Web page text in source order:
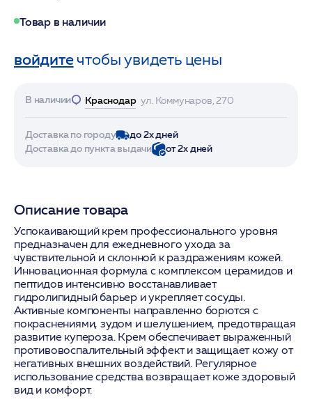
Товар в наличии
войдитечтобы увидеть цены
В наличии Краснодар ул. Коммунаров, 270
Доставка по городу
до 2х дней
Доставка до пункта выдачи
от 2х дней
Описание товара
Успокаивающий крем профессионального уровня
предназначен для ежедневного ухода за
чувствительной и склонной к раздражениям кожей.
Инновационная формула с комплексом церамидов и
пептидов интенсивно восстанавливает
гидролипидный барьер и укрепляет сосуды.
Активные компоненты направленно борются с
покраснениями, зудом и шелушением, предотвращая
развитие купероза. Крем обеспечивает выраженный
противовоспалительный эффект и защищает кожу от
негативных внешних воздействий. Регулярное
использование средства возвращает коже здоровый
вид и комфорт.